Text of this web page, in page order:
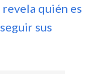
quién es
sus